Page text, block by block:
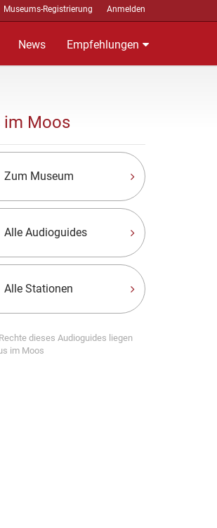
Museums-Registrierung Anmelden
News Empfehlungen
im Moos
Zum Museum
Alle Audioguides
Alle Stationen
dieses Audioguides liegen
im Moos